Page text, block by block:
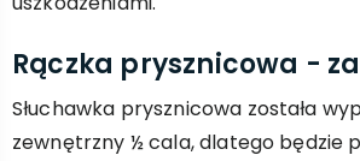
Rączka prysznicowa -
Słuchawka prysznicowa została
zewnętrzny ½ cala, dlatego będzie